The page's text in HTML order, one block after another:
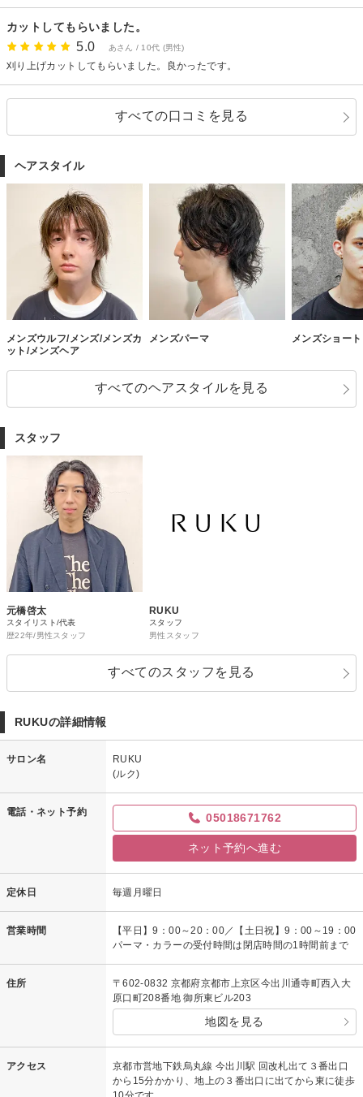
カットしてもらいました。
5.0 あさん / 10代 (男性)
刈り上げカットしてもらいました。良かったです。
すべての口コミを見る
ヘアスタイル
メンズウルフ/メンズ/メンズカ
ット/メンズヘア
メンズパーマ メンズショート
すべてのヘアスタイルを見る
スタッフ
元橋啓太
スタイリスト/代表
歴22年/男性スタッフ
RUKU
スタッフ
男性スタッフ
すべてのスタッフを見る
RUKUの詳細情報
サロン名
RUKU
(ルク)
電話・ネット予約 05018671762
ネット予約へ進む
定休日 毎週月曜日
営業時間
【平日】9：00～20：00／【土日祝】9：00～19：00
パーマ・カラーの受付時間は閉店時間の1時間前まで
住所
〒602-0832 京都府京都市上京区今出川通寺町西入大
原口町208番地 御所東ビル203
地図を見る
アクセス
京都市営地下鉄烏丸線 今出川駅 回改札出て３番出口
から15分かかり、地上の３番出口に出てから東に徒歩